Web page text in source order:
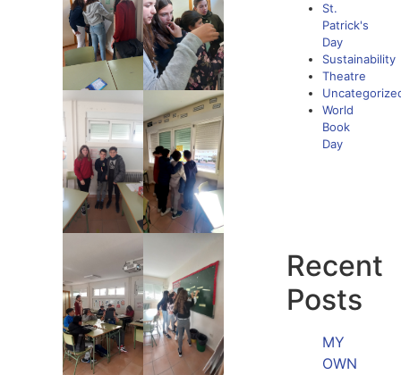
St.
Patrick's
Day
Sustainability
Theatre
World
Book
Day
Recent
Posts
MY
OWN